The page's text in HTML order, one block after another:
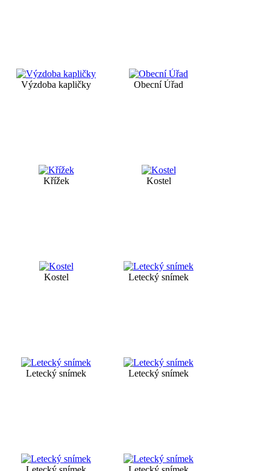
Výzdoba kapličky Obecní Úřad
Křížek Kostel
Kostel Letecký snímek
Letecký snímek Letecký snímek